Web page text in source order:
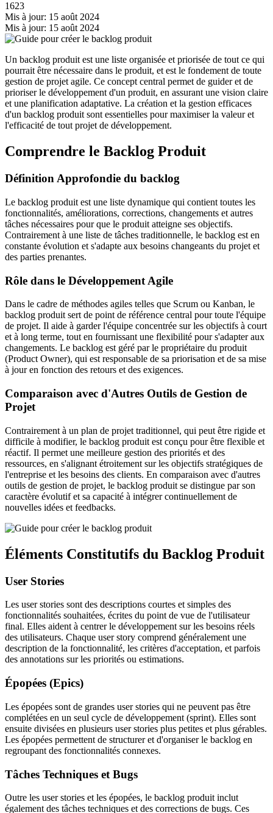
1623
Mis à jour: 15 août 2024
Mis à jour: 15 août 2024
Un backlog produit est une liste organisée et priorisée de tout ce qui
pourrait être nécessaire dans le produit, et est le fondement de toute
gestion de projet agile. Ce concept central permet de guider et de
prioriser le développement d'un produit, en assurant une vision claire
et une planification adaptative. La création et la gestion efficaces
d'un backlog produit sont essentielles pour maximiser la valeur et
l'efficacité de tout projet de développement.
Comprendre le Backlog Produit
Définition Approfondie du backlog
Le backlog produit est une liste dynamique qui contient toutes les
fonctionnalités, améliorations, corrections, changements et autres
tâches nécessaires pour que le produit atteigne ses objectifs.
Contrairement à une liste de tâches traditionnelle, le backlog est en
constante évolution et s'adapte aux besoins changeants du projet et
des parties prenantes.
Rôle dans le Développement Agile
Dans le cadre de méthodes agiles telles que Scrum ou Kanban, le
backlog produit sert de point de référence central pour toute l'équipe
de projet. Il aide à garder l'équipe concentrée sur les objectifs à court
et à long terme, tout en fournissant une flexibilité pour s'adapter aux
changements. Le backlog est géré par le propriétaire du produit
(Product Owner), qui est responsable de sa priorisation et de sa mise
à jour en fonction des retours et des exigences.
Comparaison avec d'Autres Outils de Gestion de
Projet
Contrairement à un plan de projet traditionnel, qui peut être rigide et
difficile à modifier, le backlog produit est conçu pour être flexible et
réactif. Il permet une meilleure gestion des priorités et des
ressources, en s'alignant étroitement sur les objectifs stratégiques de
l'entreprise et les besoins des clients. En comparaison avec d'autres
outils de gestion de projet, le backlog produit se distingue par son
caractère évolutif et sa capacité à intégrer continuellement de
nouvelles idées et feedbacks.
Éléments Constitutifs du Backlog Produit
User Stories
Les user stories sont des descriptions courtes et simples des
fonctionnalités souhaitées, écrites du point de vue de l'utilisateur
final. Elles aident à centrer le développement sur les besoins réels
des utilisateurs. Chaque user story comprend généralement une
description de la fonctionnalité, les critères d'acceptation, et parfois
des annotations sur les priorités ou estimations.
Épopées (Epics)
Les épopées sont de grandes user stories qui ne peuvent pas être
complétées en un seul cycle de développement (sprint). Elles sont
ensuite divisées en plusieurs user stories plus petites et plus gérables.
Les épopées permettent de structurer et d'organiser le backlog en
regroupant des fonctionnalités connexes.
Tâches Techniques et Bugs
Outre les user stories et les épopées, le backlog produit inclut
également des tâches techniques et des corrections de bugs. Ces